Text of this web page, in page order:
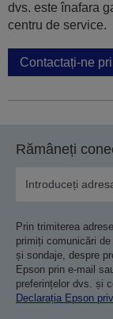
dvs. este înafara
centru de service.
Contactați-ne
Rămâneți
Prin trimiterea
primiți comunicări
și sondaje, despre
Epson prin e-mail
preferințelor dvs. și
Declarația Epson